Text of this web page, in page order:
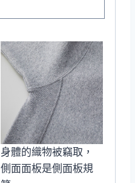
身體的織物被竊取，
側面面板是側面板規